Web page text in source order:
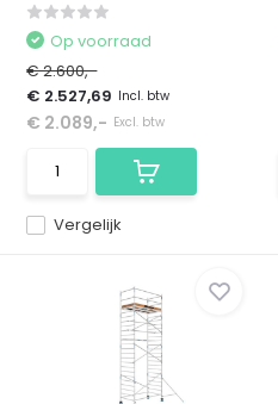
Vergelijk
Op voorraad
€ 2.600,-
€ 2.527,69 Incl. btw
€ 2.089,- Excl. btw